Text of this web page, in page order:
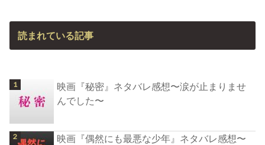
読まれている記事
映画『秘密』ネタバレ感想〜涙が止まりませ
んでした〜
映画『偶然にも最悪な少年』ネタバレ感想〜